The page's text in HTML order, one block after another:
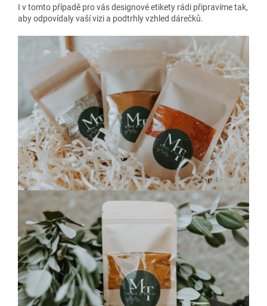
I v tomto případě pro vás designové etikety rádi připravíme tak,
aby odpovídaly vaší vizi a podtrhly vzhled dárečků.